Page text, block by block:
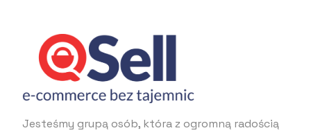
Jesteśmy grupą osób, która z ogromną radością